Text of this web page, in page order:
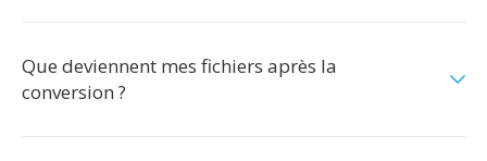
Que deviennent mes fichiers après la
conversion ?